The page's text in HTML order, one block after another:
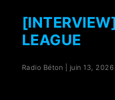
LEAGUE
Radio Béton juin 13, 2026